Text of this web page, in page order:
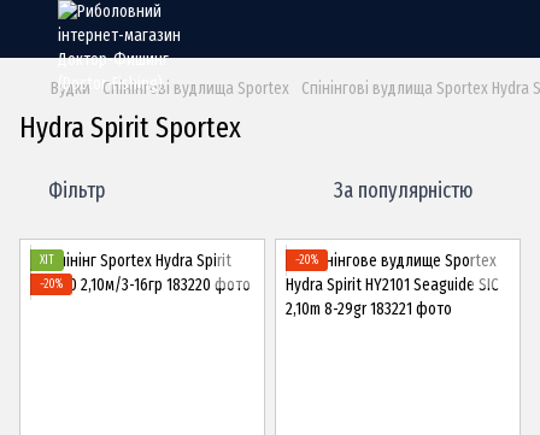
Вудки Спінінгові вудлища Sportex Спінінгові вудлища Sportex Hydra
Hydra Spirit Sportex
Фільтр За популярністю
ХІТ
−20%
−20%